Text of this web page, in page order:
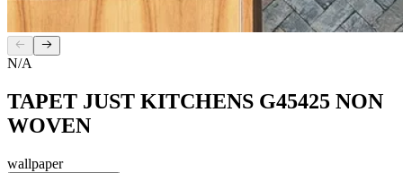
N/A
TAPET JUST KITCHENS G45425 NON
WOVEN
wallpaper